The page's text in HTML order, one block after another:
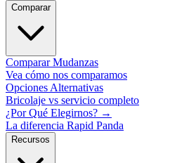
Comparar
Comparar Mudanzas
Vea cómo nos comparamos
Opciones Alternativas
Bricolaje vs servicio completo
¿Por Qué Elegirnos? →
La diferencia Rapid Panda
Recursos